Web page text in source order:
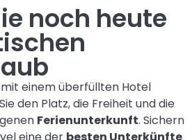
noch heute
einem überfüllten Hotel
den Platz, die Freiheit und die
Ferienunterkunft. Sichern
eine der besten Unterkünfte